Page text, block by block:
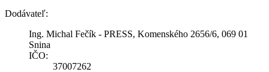
Dodávateľ:
Ing. Michal Fečík - PRESS, Komenského 2656/6, 069 01
Snina
IČO:
37007262